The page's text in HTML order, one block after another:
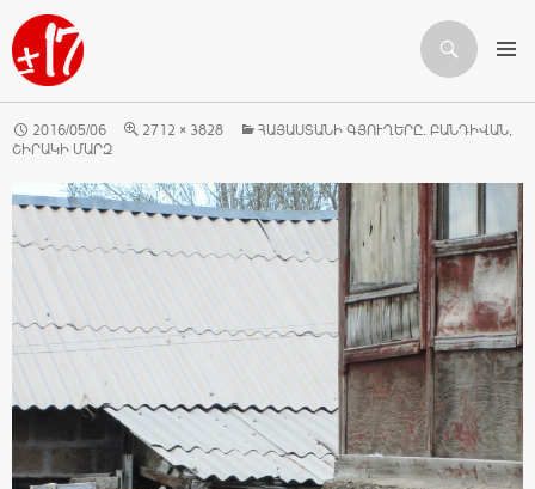
Որոնում
ԱՆՑՆԵԼ ԲՈՎԱՆԴԱԿՈՒԹՅԱՆԸ
2016/05/06 2712 × 3828
ՀԱՅԱՍՏԱՆԻ ԳՅՈՒՂԵՐԸ. ԲԱՆԴԻՎԱՆ,
ՇԻՐԱԿԻ ՄԱՐԶ